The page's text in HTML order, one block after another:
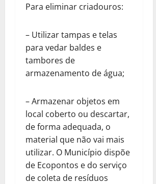
Para eliminar criadouros:
– Utilizar tampas e telas
para vedar baldes e
tambores de
armazenamento de água;
– Armazenar objetos em
local coberto ou descartar,
de forma adequada, o
material que não vai mais
utilizar. O Município dispõe
de Ecopontos e do serviço
de coleta de resíduos